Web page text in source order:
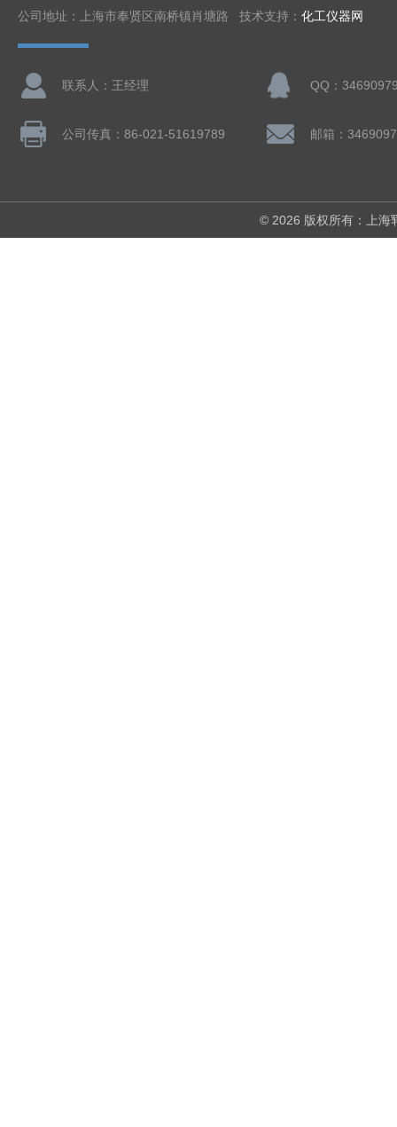
公司地址：上海市奉贤区南桥镇肖塘路 技术支持： 化工仪器网
联系人：王经理 QQ：
公司传真：86-021-51619789 邮箱：
© 2026 版权所有：上